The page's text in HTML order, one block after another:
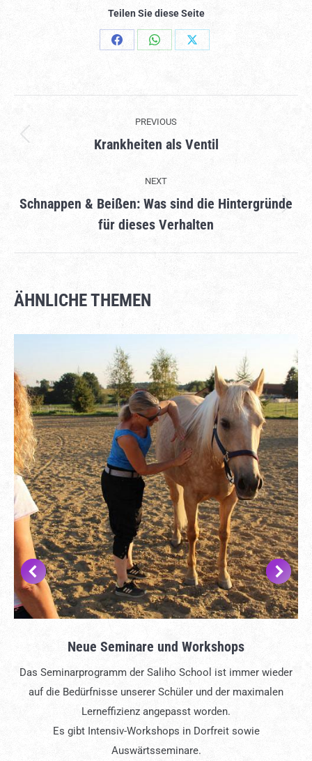
Teilen Sie diese Seite
Share
Share
Share
NAVIGATION
PREVIOUS
Previous
Krankheiten als Ventil
NEXT
Next
project:
Schnappen & Beißen: Was sind die Hintergründe
für dieses Verhalten
ÄHNLICHE THEMEN
Neue Seminare und Workshops
Das Seminarprogramm der Saliho School ist immer wieder
auf die Bedürfnisse unserer Schüler und der maximalen
Lerneffizienz angepasst worden.
Es gibt Intensiv-Workshops in Dorfreit sowie
Auswärtsseminare.